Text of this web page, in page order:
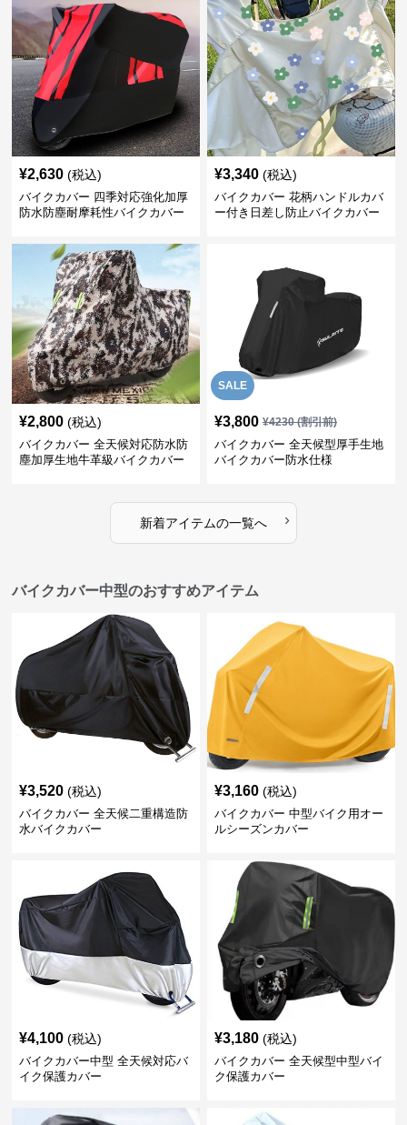
¥2,630 (税込)
バイクカバー 四季対応強化加厚
防水防塵耐摩耗性バイクカバー
¥3,340 (税込)
バイクカバー 花柄ハンドルカバ
ー付き日差し防止バイクカバー
¥2,800 (税込)
バイクカバー 全天候対応防水防
塵加厚生地牛革級バイクカバー
SALE
¥3,800 ¥4230(割引前)
バイクカバー 全天候型厚手生地
バイクカバー防水仕様
新着アイテムの一覧へ ›
バイクカバー中型のおすすめアイテム
¥3,520 (税込)
バイクカバー 全天候二重構造防
水バイクカバー
¥3,160 (税込)
バイクカバー 中型バイク用オー
ルシーズンカバー
¥4,100 (税込)
バイクカバー中型 全天候対応バ
イク保護カバー
¥3,180 (税込)
バイクカバー 全天候型中型バイ
ク保護カバー